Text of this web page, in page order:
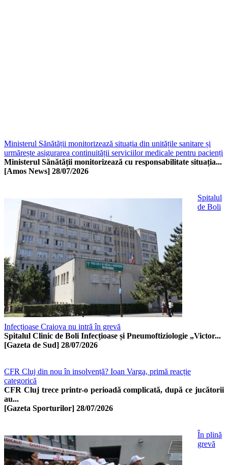
Ministerul Sănătății monitorizează situația din unitățile sanitare și
urmărește asigurarea continuității serviciilor medicale pentru pacienți
Ministerul Sănătății monitorizează cu responsabilitate situația...
[Amos News] 28/07/2026
Spitalul
de Boli
Infecțioase Craiova nu intră în grevă
Spitalul Clinic de Boli Infecțioase și Pneumoftiziologie „Victor...
[Gazeta de Sud] 28/07/2026
CFR Cluj din nou în insolvență? Ioan Varga, primă reacție
categorică
CFR Cluj trece printr-o perioadă complicată, după ce jucătorii
au...
[Gazeta Sporturilor] 28/07/2026
În plină
grevă